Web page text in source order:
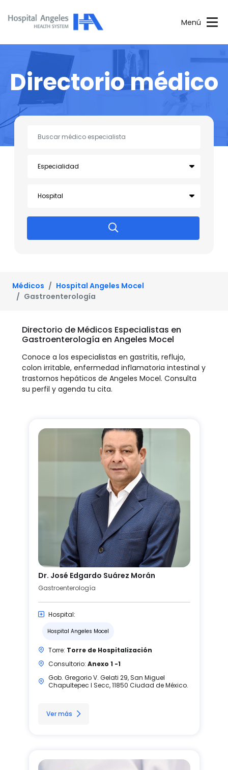
Menú
Directorio médico
Médicos
Hospital Angeles Mocel
Gastroenterología
Directorio de Médicos Especialistas en
Gastroenterología en Angeles Mocel
Conoce a los especialistas en gastritis, reflujo,
colon irritable, enfermedad inflamatoria intestinal y
trastornos hepáticos de Angeles Mocel. Consulta
su perfil y agenda tu cita.
Dr. José Edgardo Suárez Morán
Gastroenterología
Hospital:
Hospital Angeles Mocel
Torre: Torre de Hospitalización
Consultorio: Anexo 1 -1
Gob. Gregorio V. Gelati 29, San Miguel
Chapultepec I Secc, 11850 Ciudad de México.
Ver más